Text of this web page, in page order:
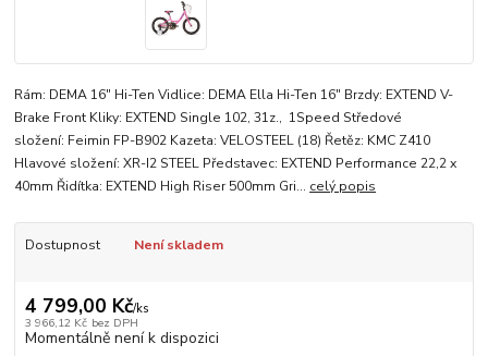
Rám: DEMA 16" Hi-Ten Vidlice: DEMA Ella Hi-Ten 16" Brzdy: EXTEND V-
Brake Front Kliky: EXTEND Single 102, 31z., 1Speed Středové
složení: Feimin FP-B902 Kazeta: VELOSTEEL (18) Řetěz: KMC Z410
Hlavové složení: XR-I2 STEEL Představec: EXTEND Performance 22,2 x
40mm Řidítka: EXTEND High Riser 500mm Gri... celý popis
Dostupnost Není skladem
4 799,00 Kč/ks
3 966,12 Kč bez DPH
Momentálně není k dispozici